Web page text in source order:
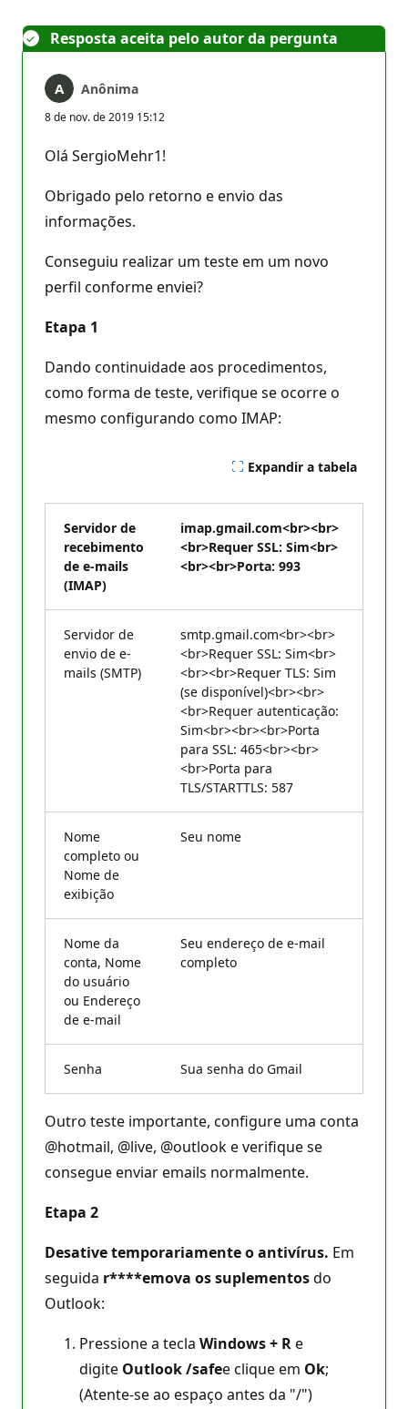
Resposta aceita pelo autor da pergunta
Anônima
8 de nov. de 2019 15:12
Olá SergioMehr1!
Obrigado pelo retorno e envio das
informações.
Conseguiu realizar um teste em um novo
perfil conforme enviei?
Etapa 1
Dando continuidade aos procedimentos,
como forma de teste, verifique se ocorre o
mesmo configurando como IMAP:
Expandir a tabela
Servidor de
recebimento
de e-mails
(IMAP)
imap.gmail.com<br><br>
<br>Requer SSL: Sim<br>
<br><br>Porta: 993
Servidor de
envio de e-
mails (SMTP)
smtp.gmail.com<br><br>
<br>Requer SSL: Sim<br>
<br><br>Requer TLS: Sim
(se disponível)<br><br>
<br>Requer autenticação:
Sim<br><br><br>Porta
para SSL: 465<br><br>
<br>Porta para
TLS/STARTTLS: 587
Nome
completo ou
Nome de
exibição
Seu nome
Nome da
conta, Nome
do usuário
ou Endereço
de e-mail
Seu endereço de e-mail
completo
Senha Sua senha do Gmail
Outro teste importante, configure uma conta
@hotmail, @live, @outlook e verifique se
consegue enviar emails normalmente.
Etapa 2
Desative temporariamente o antivírus. Em
seguida r****emova os suplementosdo
Outlook:
Pressione a tecla Windows + Re
digite Outlook /safee clique em Ok;
(Atente-se ao espaço antes da "/")